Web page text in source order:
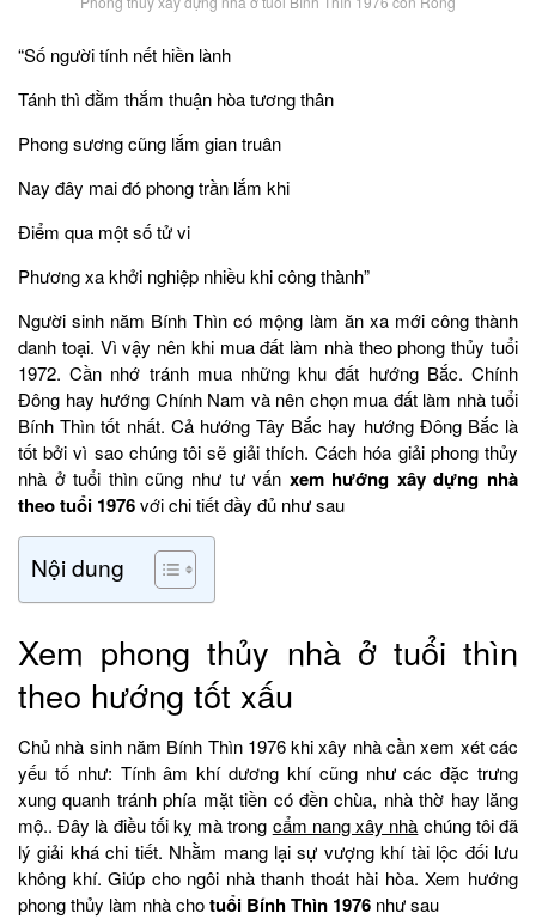
“Số người tính nết hiền lành
Tánh thì đằm thắm thuận hòa tương thân
Phong sương cũng lắm gian truân
Nay đây mai đó phong trần lắm khi
Điểm qua một số tử vi
Phương xa khởi nghiệp nhiều khi công thành”
Người sinh năm Bính Thìn có mộng làm ăn xa mới công thành
danh toại. Vì vậy nên khi mua đất làm nhà theo phong thủy tuổi
1972. Cần nhớ tránh mua những khu đất hướng Bắc. Chính
Đông hay hướng Chính Nam và nên chọn mua đất làm nhà tuổi
Bính Thìn tốt nhất. Cả hướng Tây Bắc hay hướng Đông Bắc là
tốt bởi vì sao chúng tôi sẽ giải thích. Cách hóa giải phong thủy
nhà ở tuổi thìn cũng như tư vấn xem hướng xây dựng nhà
theo tuổi 1976với chi tiết đầy đủ như sau
Nội dung
Xem phong thủy nhà ở tuổi thìn
theo hướng tốt xấu
Chủ nhà sinh năm Bính Thìn 1976 khi xây nhà cần xem xét các
yếu tố như: Tính âm khí dương khí cũng như các đặc trưng
xung quanh tránh phía mặt tiền có đền chùa, nhà thờ hay lăng
mộ.. Đây là điều tối kỵ mà trong cẩm nang xây nhà chúng tôi đã
lý giải khá chi tiết. Nhằm mang lại sự vượng khí tài lộc đối lưu
không khí. Giúp cho ngôi nhà thanh thoát hài hòa. Xem hướng
phong thủy làm nhà chotuổi Bính Thìn 1976 như sau